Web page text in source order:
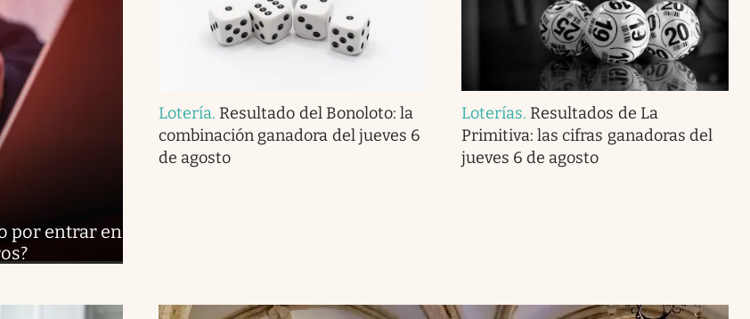
por entrar en
Lotería. Resultado del Bonoloto: la
combinación ganadora del jueves 6
de agosto
Loterías. Resultados de La
Primitiva: las cifras ganadoras del
jueves 6 de agosto